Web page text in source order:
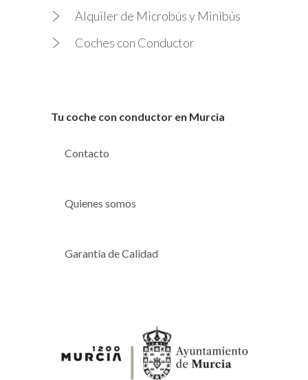
Alquiler de Microbús y Minibús
Coches con Conductor
Tu coche con conductor en Murcia
Contacto
Quienes somos
Garantía de Calidad